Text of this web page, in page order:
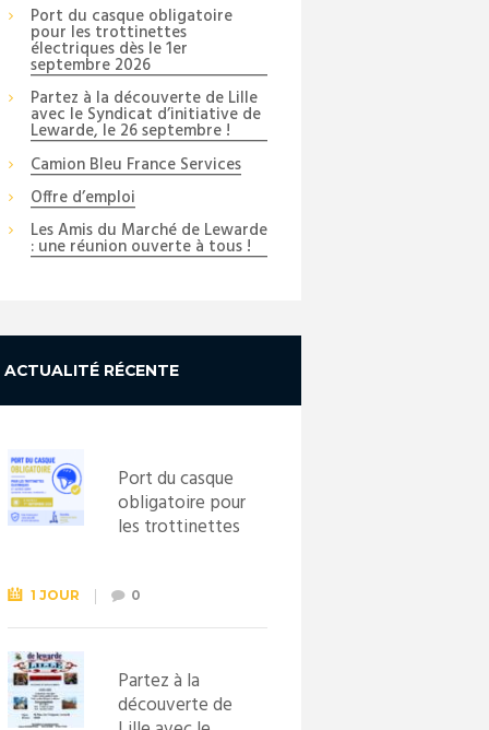
Port du casque obligatoire
pour les trottinettes
électriques dès le 1er
septembre 2026
Partez à la découverte de Lille
avec le Syndicat d’initiative de
Lewarde, le 26 septembre !
Camion Bleu France Services
Offre d’emploi
Les Amis du Marché de Lewarde
: une réunion ouverte à tous !
ACTUALITÉ RÉCENTE
Port du casque
obligatoire pour
les trottinettes
septembre
2026
1 JOUR 0
Partez à la
découverte de